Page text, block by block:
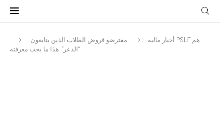
أخبار مالية
مقترضو قروض الطلاب الذين يتابعون PSLF هم
“الذعر”. هذا ما يجب معرفته